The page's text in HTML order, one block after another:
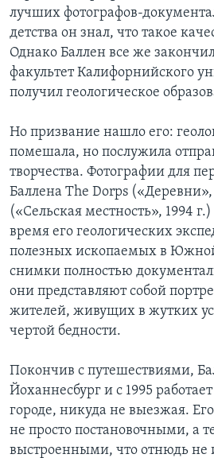
лучших фотографов-
детства он знал, что такое
Однако Баллен все же
факультет Калифорнийского
получил геологическое
Но призвание нашло его:
помешала, но послужила
творчества. Фотографии для
Баллена The Dorps
(«Сельская местность», 1994
время его геологических
полезных ископаемых в
снимки полностью
они представляют собой
жителей, живущих в жутких
чертой бедности.
Покончив с путешествиями,
Йоханнесбург и с 1995
городе, никуда не выезжая.
не просто постановочными, а
выстроенными, что отнюдь не